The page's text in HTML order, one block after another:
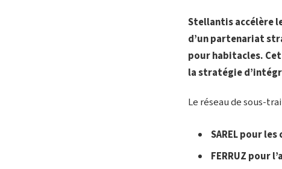
Stellantis accélère
d’un partenariat
pour habitacles.
la stratégie
Le réseau de sous-
SAREL pour
FERRUZ pour